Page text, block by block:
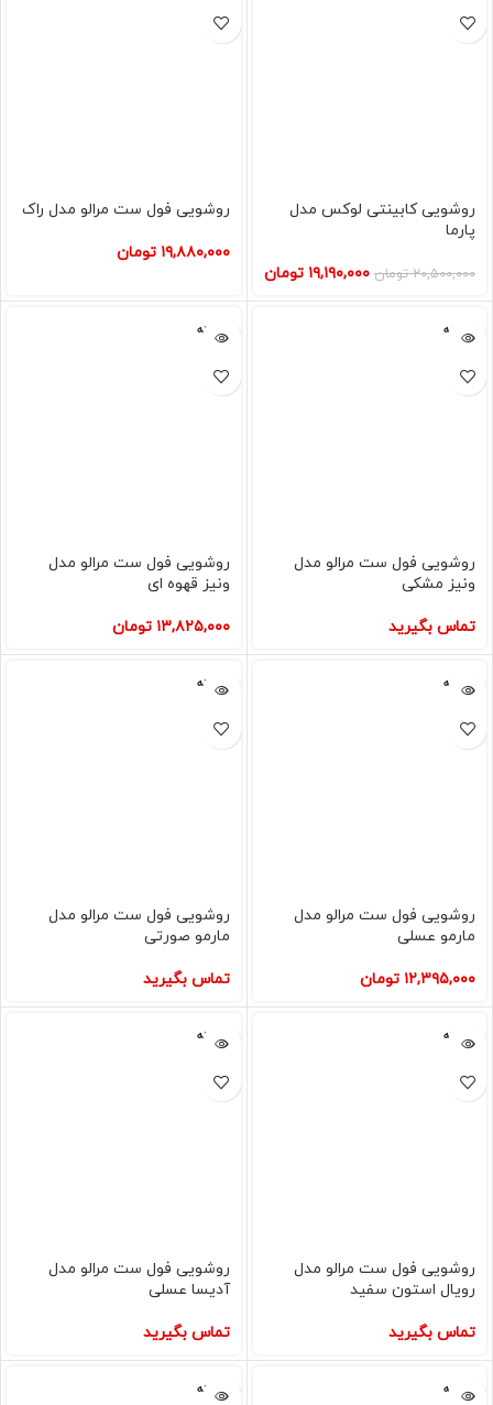
روشویی کابینتی لوکس مدل
پارما
۲۰,۵۰۰,۰۰۰ تومان ۱۹,۱۹۰,۰۰۰ تومان
روشویی فول ست مرالو مدل راک
۱۹,۸۸۰,۰۰۰ تومان
فروخته
شده
روشویی فول ست مرالو مدل
ونیز مشکی
تماس بگیرید
فروخته
شده
روشویی فول ست مرالو مدل
ونیز قهوه ای
۱۳,۸۲۵,۰۰۰ تومان
فروخته
شده
روشویی فول ست مرالو مدل
مارمو عسلی
۱۲,۳۹۵,۰۰۰ تومان
فروخته
شده
روشویی فول ست مرالو مدل
مارمو صورتی
تماس بگیرید
فروخته
شده
روشویی فول ست مرالو مدل
رویال استون سفید
تماس بگیرید
فروخته
شده
روشویی فول ست مرالو مدل
آدیسا عسلی
تماس بگیرید
فروخته
شده
فروخته
شده